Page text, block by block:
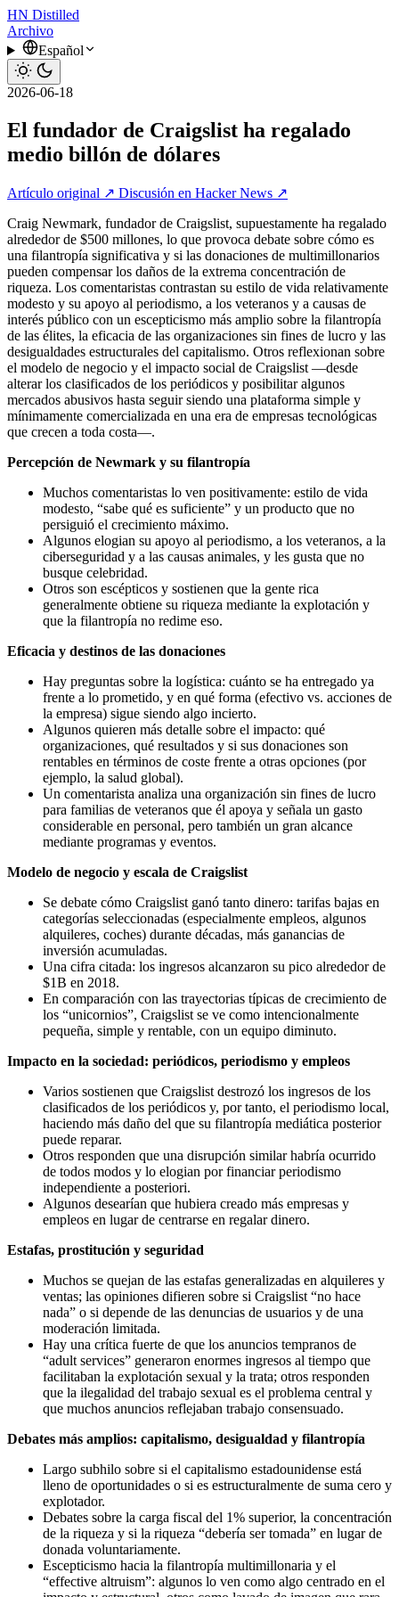
HN Distilled
Archivo
Español
2026-06-18
El fundador de Craigslist ha regalado
medio billón de dólares
Artículo original ↗ Discusión en Hacker News ↗
Craig Newmark, fundador de Craigslist, supuestamente ha regalado
alrededor de $500 millones, lo que provoca debate sobre cómo es
una filantropía significativa y si las donaciones de multimillonarios
pueden compensar los daños de la extrema concentración de
riqueza. Los comentaristas contrastan su estilo de vida relativamente
modesto y su apoyo al periodismo, a los veteranos y a causas de
interés público con un escepticismo más amplio sobre la filantropía
de las élites, la eficacia de las organizaciones sin fines de lucro y las
desigualdades estructurales del capitalismo. Otros reflexionan sobre
el modelo de negocio y el impacto social de Craigslist —desde
alterar los clasificados de los periódicos y posibilitar algunos
mercados abusivos hasta seguir siendo una plataforma simple y
mínimamente comercializada en una era de empresas tecnológicas
que crecen a toda costa—.
Percepción de Newmark y su filantropía
Muchos comentaristas lo ven positivamente: estilo de vida
modesto, “sabe qué es suficiente” y un producto que no
persiguió el crecimiento máximo.
Algunos elogian su apoyo al periodismo, a los veteranos, a la
ciberseguridad y a las causas animales, y les gusta que no
busque celebridad.
Otros son escépticos y sostienen que la gente rica
generalmente obtiene su riqueza mediante la explotación y
que la filantropía no redime eso.
Eficacia y destinos de las donaciones
Hay preguntas sobre la logística: cuánto se ha entregado ya
frente a lo prometido, y en qué forma (efectivo vs. acciones de
la empresa) sigue siendo algo incierto.
Algunos quieren más detalle sobre el impacto: qué
organizaciones, qué resultados y si sus donaciones son
rentables en términos de coste frente a otras opciones (por
ejemplo, la salud global).
Un comentarista analiza una organización sin fines de lucro
para familias de veteranos que él apoya y señala un gasto
considerable en personal, pero también un gran alcance
mediante programas y eventos.
Modelo de negocio y escala de Craigslist
Se debate cómo Craigslist ganó tanto dinero: tarifas bajas en
categorías seleccionadas (especialmente empleos, algunos
alquileres, coches) durante décadas, más ganancias de
inversión acumuladas.
Una cifra citada: los ingresos alcanzaron su pico alrededor de
$1B en 2018.
En comparación con las trayectorias típicas de crecimiento de
los “unicornios”, Craigslist se ve como intencionalmente
pequeña, simple y rentable, con un equipo diminuto.
Impacto en la sociedad: periódicos, periodismo y empleos
Varios sostienen que Craigslist destrozó los ingresos de los
clasificados de los periódicos y, por tanto, el periodismo local,
haciendo más daño del que su filantropía mediática posterior
puede reparar.
Otros responden que una disrupción similar habría ocurrido
de todos modos y lo elogian por financiar periodismo
independiente a posteriori.
Algunos desearían que hubiera creado más empresas y
empleos en lugar de centrarse en regalar dinero.
Estafas, prostitución y seguridad
Muchos se quejan de las estafas generalizadas en alquileres y
ventas; las opiniones difieren sobre si Craigslist “no hace
nada” o si depende de las denuncias de usuarios y de una
moderación limitada.
Hay una crítica fuerte de que los anuncios tempranos de
“adult services” generaron enormes ingresos al tiempo que
facilitaban la explotación sexual y la trata; otros responden
que la ilegalidad del trabajo sexual es el problema central y
que muchos anuncios reflejaban trabajo consensuado.
Debates más amplios: capitalismo, desigualdad y filantropía
Largo subhilo sobre si el capitalismo estadounidense está
lleno de oportunidades o si es estructuralmente de suma cero y
explotador.
Debates sobre la carga fiscal del 1% superior, la concentración
de la riqueza y si la riqueza “debería ser tomada” en lugar de
donada voluntariamente.
Escepticismo hacia la filantropía multimillonaria y el
“effective altruism”: algunos lo ven como algo centrado en el